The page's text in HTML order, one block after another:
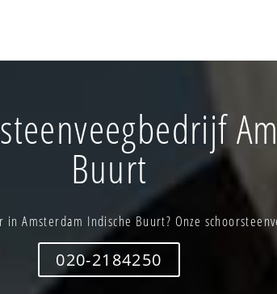
Buurt
Amsterdam Indische Buurt? Onze
020-2184250